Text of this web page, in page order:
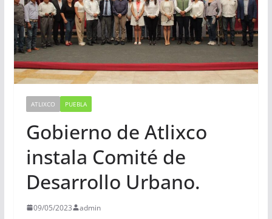
ATLIXCO PUEBLA
Gobierno de Atlixco
instala Comité de
Desarrollo Urbano.
09/05/2023 admin